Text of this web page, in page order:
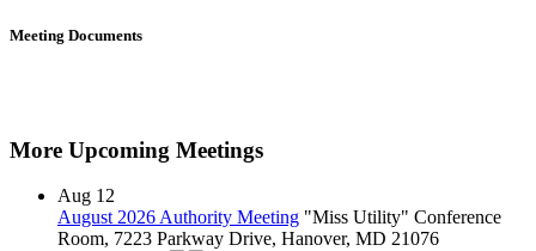
Meeting Documents
More Upcoming Meetings
Aug 12
August 2026 Authority Meeting "Miss Utility" Conference
Room, 7223 Parkway Drive, Hanover, MD 21076